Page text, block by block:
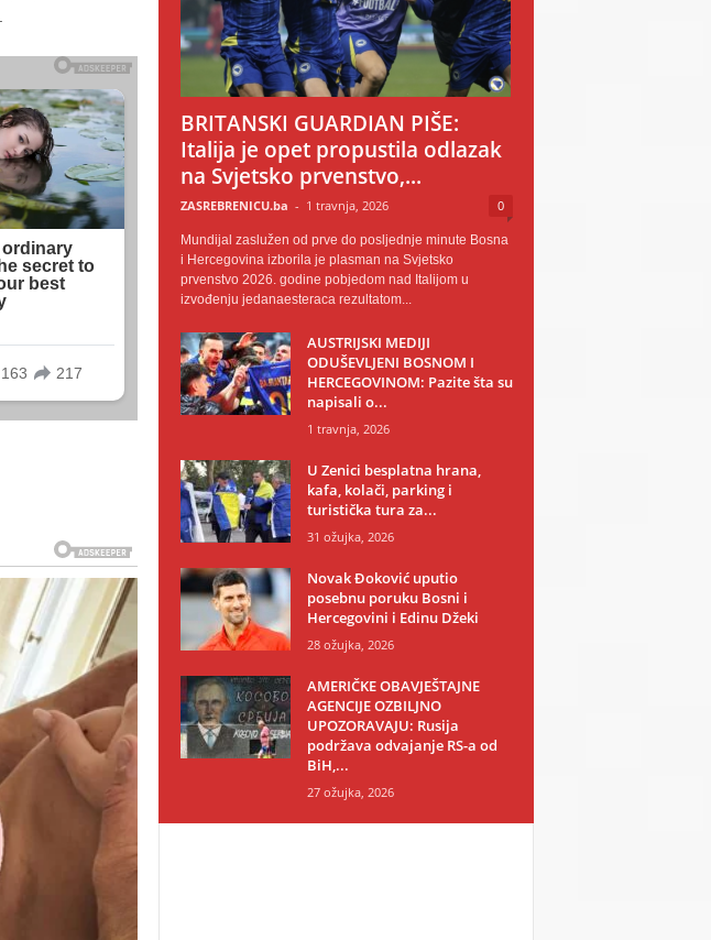
BRITANSKI GUARDIAN PIŠE:
Italija je opet propustila odlazak
na Svjetsko prvenstvo,...
ZASREBRENICU.ba - 1 travnja, 2026 0
Mundijal zaslužen od prve do posljednje minute Bosna
i Hercegovina izborila je plasman na Svjetsko
prvenstvo 2026. godine pobjedom nad Italijom u
izvođenju jedanaesteraca rezultatom...
AUSTRIJSKI MEDIJI
ODUŠEVLJENI BOSNOM I
HERCEGOVINOM: Pazite šta su
napisali o...
1 travnja, 2026
U Zenici besplatna hrana,
kafa, kolači, parking i
turistička tura za...
31 ožujka, 2026
Novak Đoković uputio
posebnu poruku Bosni i
Hercegovini i Edinu Džeki
28 ožujka, 2026
AMERIČKE OBAVJEŠTAJNE
AGENCIJE OZBILJNO
UPOZORAVAJU: Rusija
podržava odvajanje RS-a od
BiH,...
27 ožujka, 2026